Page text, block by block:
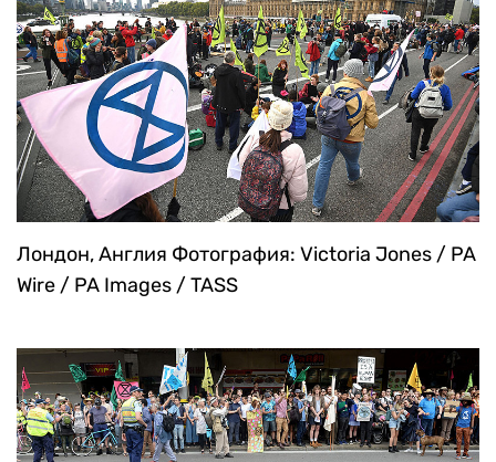
Лондон, Англия Фотография: Victoria Jones / PA
Wire / PA Images / TASS